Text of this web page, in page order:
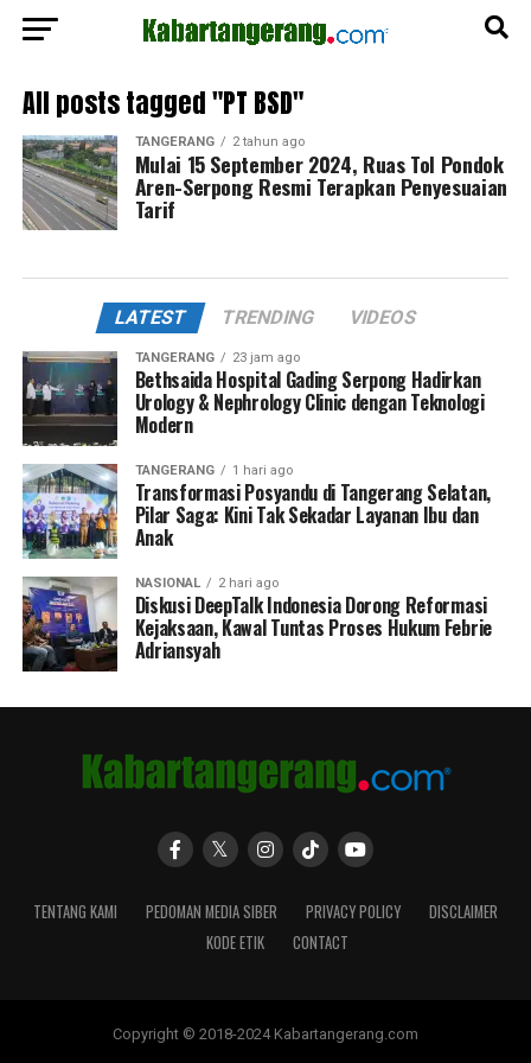
All posts tagged "PT BSD"
TANGERANG 2 tahun ago
Mulai 15 September 2024, Ruas Tol Pondok
Aren-Serpong Resmi Terapkan Penyesuaian
Tarif
LATEST TRENDING VIDEOS
TANGERANG 23 jam ago
Bethsaida Hospital Gading Serpong Hadirkan
Urology & Nephrology Clinic dengan Teknologi
Modern
TANGERANG 1 hari ago
Transformasi Posyandu di Tangerang Selatan,
Pilar Saga: Kini Tak Sekadar Layanan Ibu dan
Anak
NASIONAL 2 hari ago
Diskusi DeepTalk Indonesia Dorong Reformasi
Kejaksaan, Kawal Tuntas Proses Hukum Febrie
Adriansyah
TENTANG KAMI PEDOMAN MEDIA SIBER PRIVACY POLICY
DISCLAIMER
KODE ETIK
CONTACT
Copyright © 2018-2024 Kabartangerang.com